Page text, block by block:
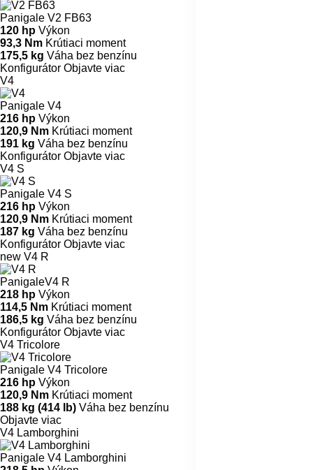
Panigale V2 FB63
120 hp Výkon
93,3 Nm Krútiaci moment
175,5 kg Váha bez benzínu
Konfigurátor Objavte viac
V4
Panigale V4
216 hp Výkon
120,9 Nm Krútiaci moment
191 kg Váha bez benzínu
Konfigurátor Objavte viac
V4 S
Panigale V4 S
216 hp Výkon
120,9 Nm Krútiaci moment
187 kg Váha bez benzínu
Konfigurátor Objavte viac
new V4 R
PanigaleV4 R
218 hp Výkon
114,5 Nm Krútiaci moment
186,5 kg Váha bez benzínu
Konfigurátor Objavte viac
V4 Tricolore
Panigale V4 Tricolore
216 hp Výkon
120,9 Nm Krútiaci moment
188 kg (414 lb) Váha bez benzínu
Objavte viac
V4 Lamborghini
Panigale V4 Lamborghini